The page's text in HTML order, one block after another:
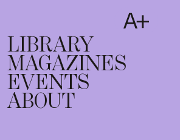
T
EN FR
LIBRARY
MAGAZINES
EVENTS
ABOUT